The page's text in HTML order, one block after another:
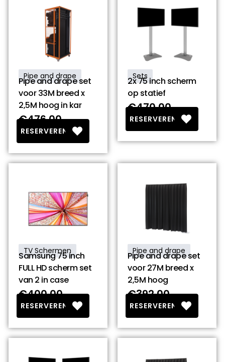
Pipe and drape
Pipe and drape set
voor 33M breed x
2,5M hoog in kar
€476.00
RESERVEREN
Sets
2x 75 inch scherm
op statief
€470.00
RESERVEREN
TV Schermen
Samsung 75 inch
FULL HD scherm set
van 2 in case
€400.00
RESERVEREN
Pipe and drape
Pipe and drape set
voor 27M breed x
2,5M hoog
€392.00
RESERVEREN